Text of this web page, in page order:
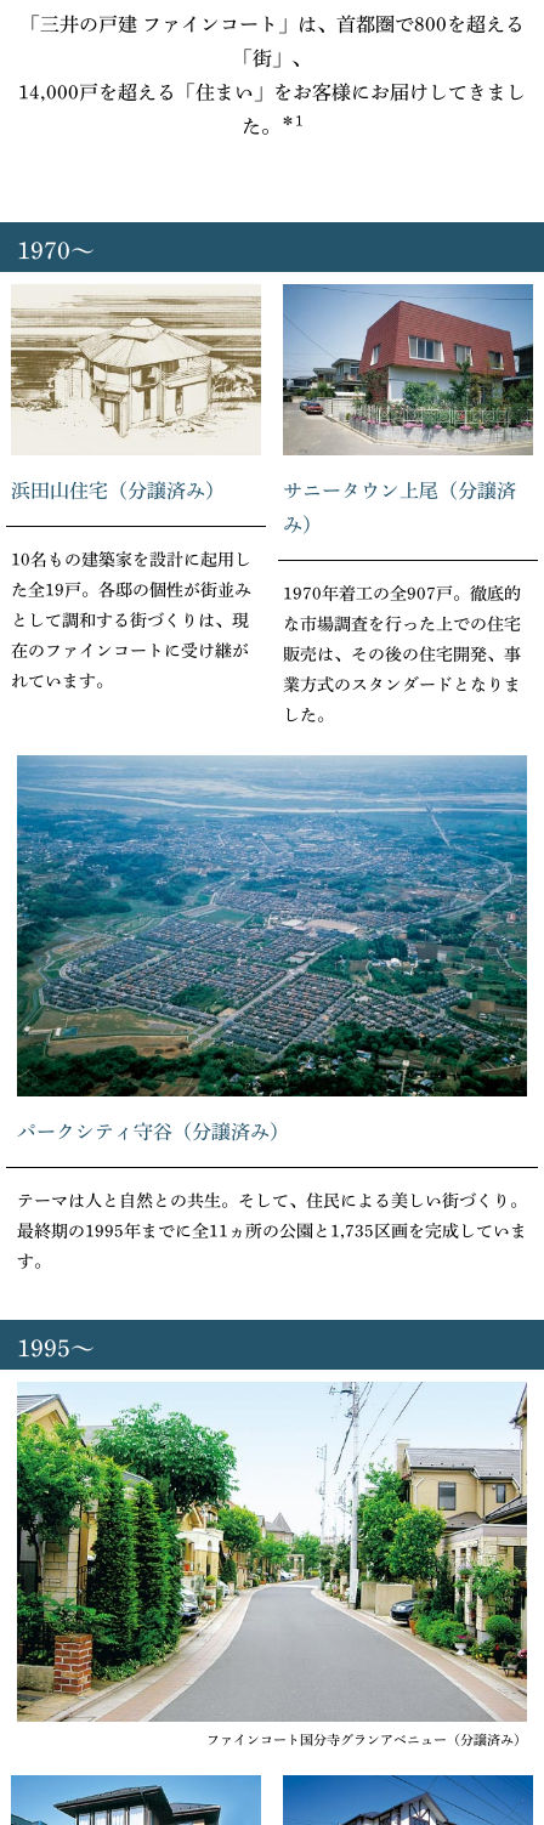
「三井の戸建 ファインコート」は、首都圏で800を超える
「街」、
14,000戸を超える「住まい」をお客様にお届けしてきまし
た。
＊1
1970～
浜田山住宅（分譲済み）
10名もの建築家を設計に起用し
た全19戸。各邸の個性が街並み
として調和する街づくりは、現
在のファインコートに受け継が
れています。
サニータウン上尾（分譲済
み）
1970年着工の全907戸。徹底的
な市場調査を行った上での住宅
販売は、その後の住宅開発、事
業方式のスタンダードとなりま
した。
パークシティ守谷（分譲済み）
テーマは人と自然との共生。そして、住民による美しい街づくり。
最終期の1995年までに全11ヵ所の公園と1,735区画を完成していま
す。
1995～
ファインコート国分寺グランアベニュー（分譲済み）